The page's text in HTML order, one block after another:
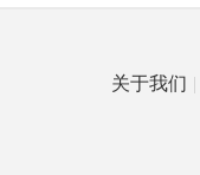
关于我们 |